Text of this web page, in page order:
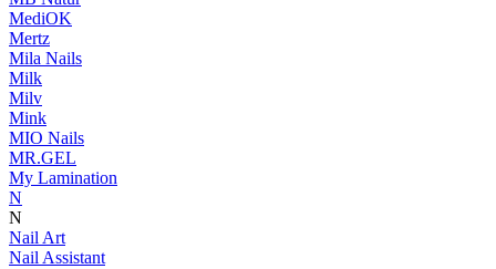
MediOK
Mertz
Mila Nails
Milk
Milv
Mink
MIO Nails
MR.GEL
My Lamination
N
N
Nail Art
Nail Assistant